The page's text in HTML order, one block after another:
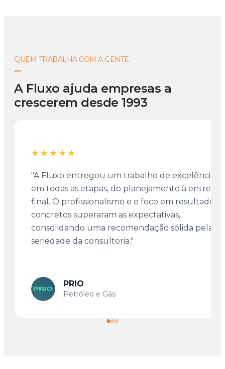
QUEM TRABALHA COM A GENTE
A Fluxo ajuda empresas a
crescerem desde 1993
★★★★★
"A Fluxo entregou um trabalho de excelência
em todas as etapas, do planejamento à entrega
final. O profissionalismo e o foco em resultados
concretos superaram as expectativas,
consolidando uma recomendação sólida pela
seriedade da consultoria."
PRIO
Petróleo e Gás